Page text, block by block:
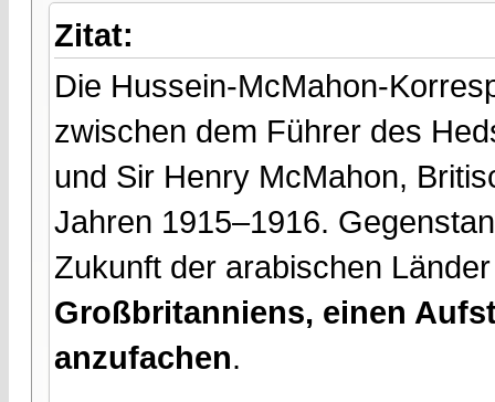
Zitat:
Die Hussein-McMahon-
zwischen dem Führer des
und Sir Henry McMahon,
Jahren 1915–1916.
Zukunft der arabischen
Großbritanniens, einen
anzufachen.